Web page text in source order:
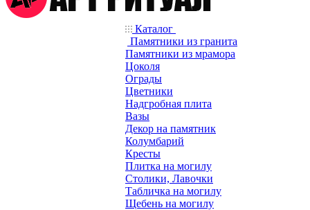
Каталог
Памятники из гранита
Памятники из мрамора
Цоколя
Ограды
Цветники
Надгробная плита
Вазы
Декор на памятник
Колумбарий
Кресты
Плитка на могилу
Столики, Лавочки
Табличка на могилу
Щебень на могилу